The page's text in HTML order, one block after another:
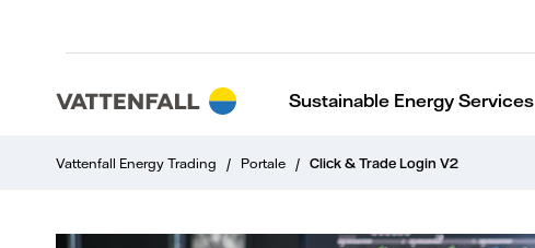
Sustainable Energy Services
Vattenfall Energy Trading / Portale / Click & Trade Login V2